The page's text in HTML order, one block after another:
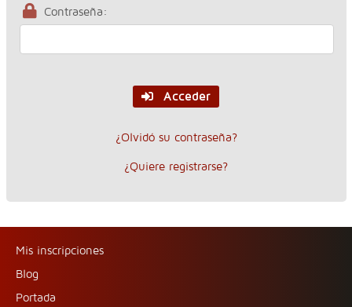
Contraseña:
Acceder
¿Olvidó su contraseña?
¿Quiere registrarse?
Mis inscripciones
Blog
Portada